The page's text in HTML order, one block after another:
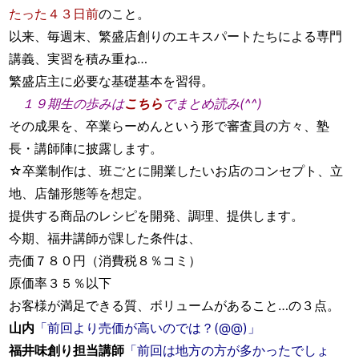
たった４３日前のこと。
以来、毎週末、繁盛店創りのエキスパートたちによる専門
講義、実習を積み重ね…
繁盛店主に必要な基礎基本を習得。
１９期生の歩みはこちら でまとめ読み(^^)
その成果を、卒業らーめんという形で審査員の方々、塾
長・講師陣に披露します。
☆卒業制作は、班ごとに開業したいお店のコンセプト、立
地、店舗形態等を想定。
提供する商品のレシピを開発、調理、提供します。
今期、福井講師が課した条件は、
売価７８０円（消費税８％コミ）
原価率３５％以下
お客様が満足できる質、ボリュームがあること…の３点。
山内 「前回より売価が高いのでは？(@@)」
福井味創り担当講師 「前回は地方の方が多かったでしょ